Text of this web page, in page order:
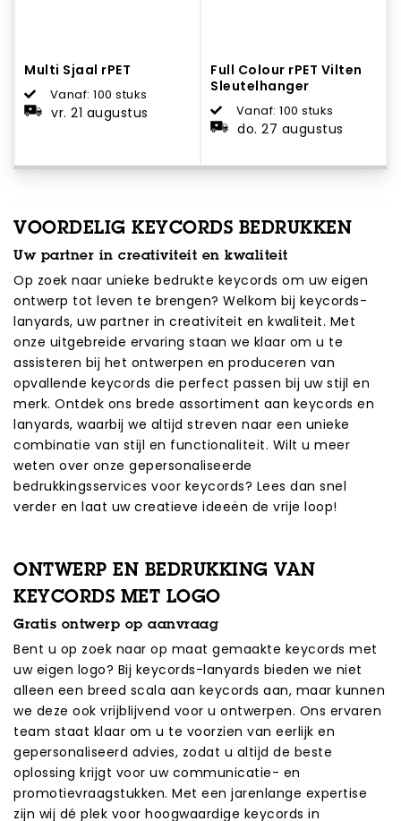
Multi Sjaal rPET
Vanaf: 100 stuks
vr. 21 augustus
Full Colour rPET Vilten
Sleutelhanger
Vanaf: 100 stuks
do. 27 augustus
VOORDELIG KEYCORDS BEDRUKKEN
Uw partner in creativiteit en kwaliteit
Op zoek naar unieke bedrukte keycords om uw eigen
ontwerp tot leven te brengen? Welkom bij keycords-
lanyards, uw partner in creativiteit en kwaliteit. Met
onze uitgebreide ervaring staan we klaar om u te
assisteren bij het ontwerpen en produceren van
opvallende keycords die perfect passen bij uw stijl en
merk. Ontdek ons brede assortiment aan keycords en
lanyards, waarbij we altijd streven naar een unieke
combinatie van stijl en functionaliteit. Wilt u meer
weten over onze gepersonaliseerde
bedrukkingsservices voor keycords? Lees dan snel
verder en laat uw creatieve ideeën de vrije loop!
ONTWERP EN BEDRUKKING VAN
KEYCORDS MET LOGO
Gratis ontwerp op aanvraag
Bent u op zoek naar op maat gemaakte keycords met
uw eigen logo? Bij keycords-lanyards bieden we niet
alleen een breed scala aan keycords aan, maar kunnen
we deze ook vrijblijvend voor u ontwerpen. Ons ervaren
team staat klaar om u te voorzien van eerlijk en
gepersonaliseerd advies, zodat u altijd de beste
oplossing krijgt voor uw communicatie- en
promotievraagstukken. Met een jarenlange expertise
zijn wij dé plek voor hoogwaardige keycords in